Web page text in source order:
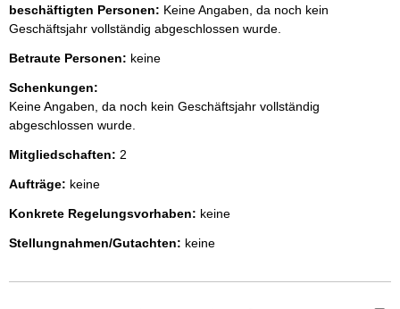
beschäftigten Personen: Keine Angaben, da noch kein
Geschäftsjahr vollständig abgeschlossen wurde.
Betraute Personen: keine
Schenkungen:
Keine Angaben, da noch kein Geschäftsjahr vollständig
abgeschlossen wurde.
Mitgliedschaften: 2
Aufträge: keine
Konkrete Regelungsvorhaben: keine
Stellungnahmen/Gutachten: keine